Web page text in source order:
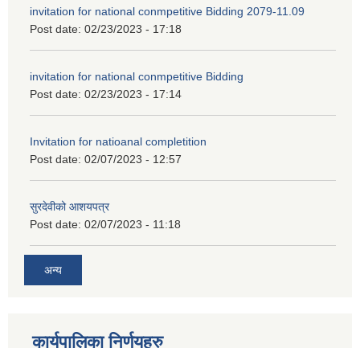
invitation for national conmpetitive Bidding 2079-11.09
Post date: 02/23/2023 - 17:18
invitation for national conmpetitive Bidding
Post date: 02/23/2023 - 17:14
Invitation for natioanal completition
Post date: 02/07/2023 - 12:57
सुरदेवीको आशयपत्र
Post date: 02/07/2023 - 11:18
अन्य
कार्यपालिका निर्णयहरु